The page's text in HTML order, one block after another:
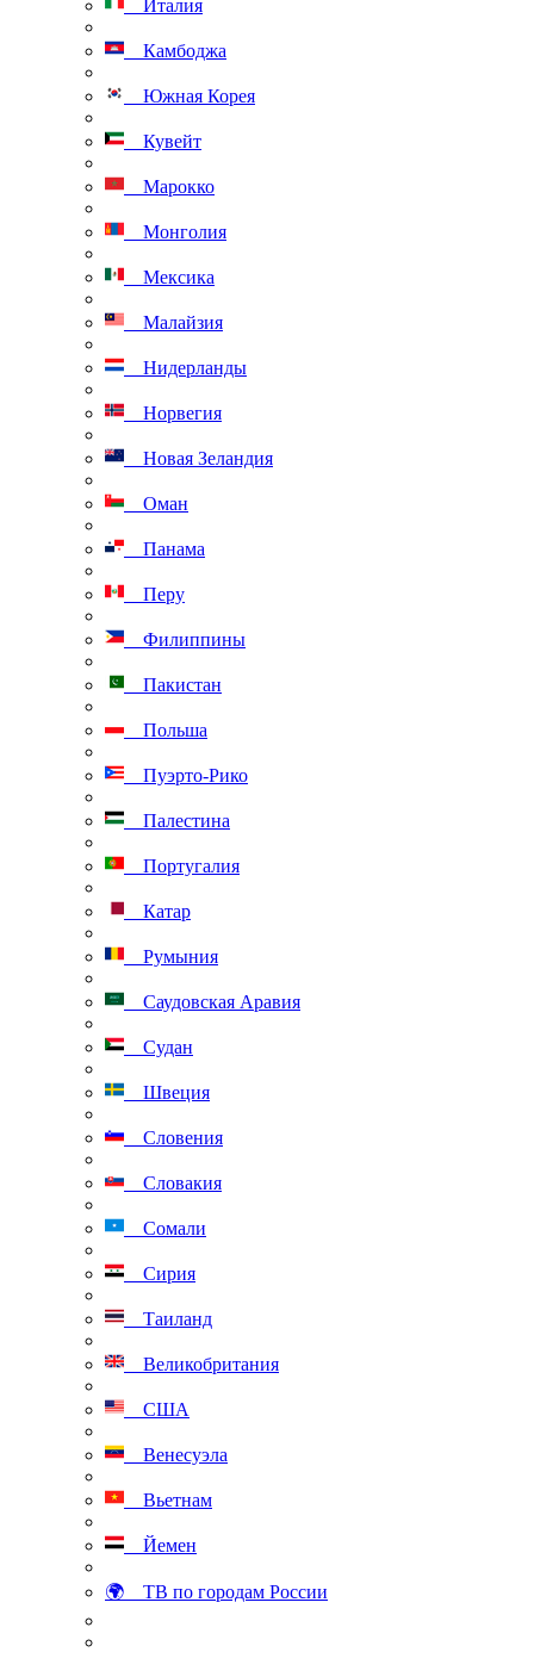
Италия
Камбоджа
Южная Корея
Кувейт
Марокко
Монголия
Мексика
Малайзия
Нидерланды
Норвегия
Новая Зеландия
Оман
Панама
Перу
Филиппины
Пакистан
Польша
Пуэрто-Рико
Палестина
Португалия
Катар
Румыния
Саудовская Аравия
Судан
Швеция
Словения
Словакия
Сомали
Сирия
Таиланд
Великобритания
США
Венесуэла
Вьетнам
Йемен
🌍 ТВ по городам России